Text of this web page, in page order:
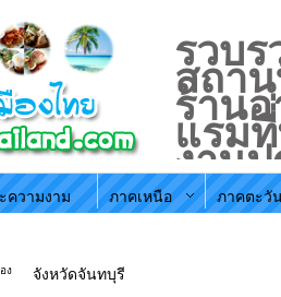
รวบ
สถา
ร้านอ
แรม
งาน
ประ
ตาม
ความงาม ภาคเหนือ
ภาคตะวั
จังหวัดจันทบุรี